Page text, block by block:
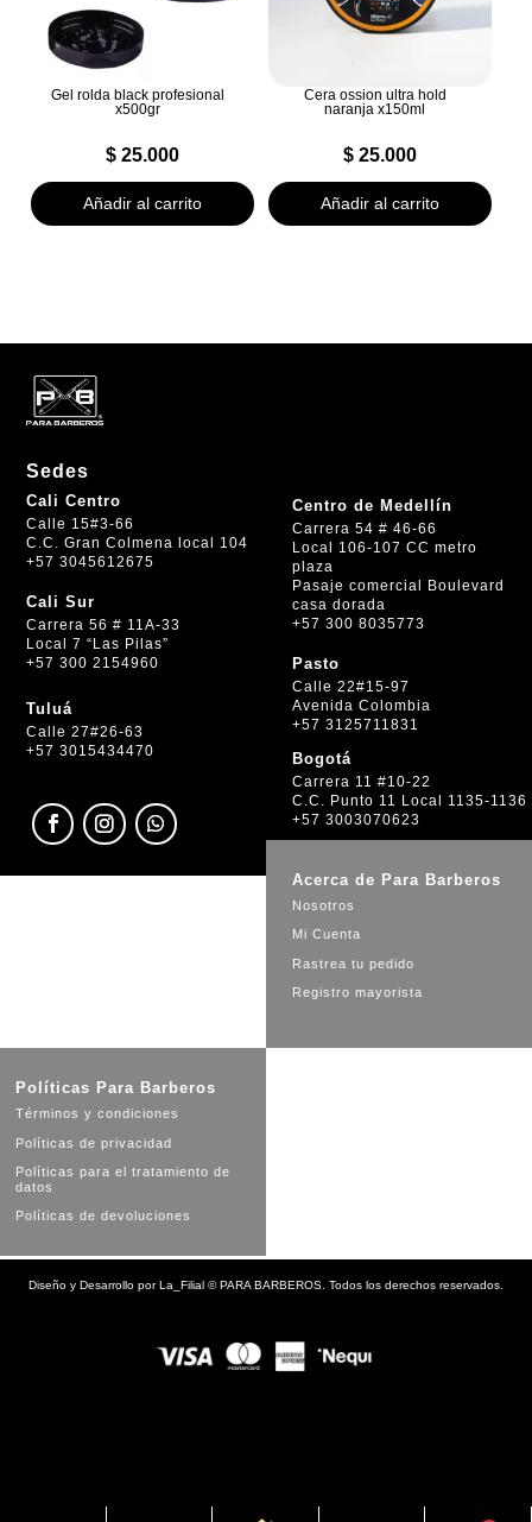
Gel rolda black profesional
x500gr
$25.000
Añadir al carrito
Cera ossion ultra hold
naranja x150ml
$25.000
Añadir al carrito
Sedes
Cali Centro
Calle 15#3-66
C.C. Gran Colmena local 104
+57 3045612675
Cali Sur
Carrera 56 # 11A-33
Local 7 “Las Pilas”
+57 300 2154960
Tuluá
Calle 27#26-63
+57 3015434470
Centro de Medellín
Carrera 54 # 46-66
Local 106-107 CC metro
plaza
Pasaje comercial Boulevard
casa dorada
+57 300 8035773
Pasto
Calle 22#15-97
Avenida Colombia
+57 3125711831
Bogotá
Carrera 11 #10-22
C.C. Punto 11 Local 1135-1136
+57 3003070623
Acerca de Para Barberos
Nosotros
Mi Cuenta
Rastrea tu pedido
Registro mayorista
Políticas Para Barberos
Términos y condiciones
Políticas de privacidad
Políticas para el tratamiento de
datos
Políticas de devoluciones
Diseño y Desarrollo porLa_Filial ©PARA BARBEROS. Todos los derechos reservados.